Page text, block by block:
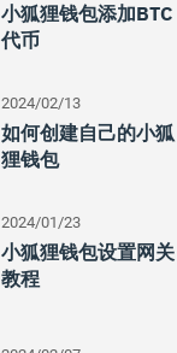
小狐狸钱包添加BTC
代币
2024/02/13
如何创建自己的小狐
狸钱包
2024/01/23
小狐狸钱包设置网关
教程